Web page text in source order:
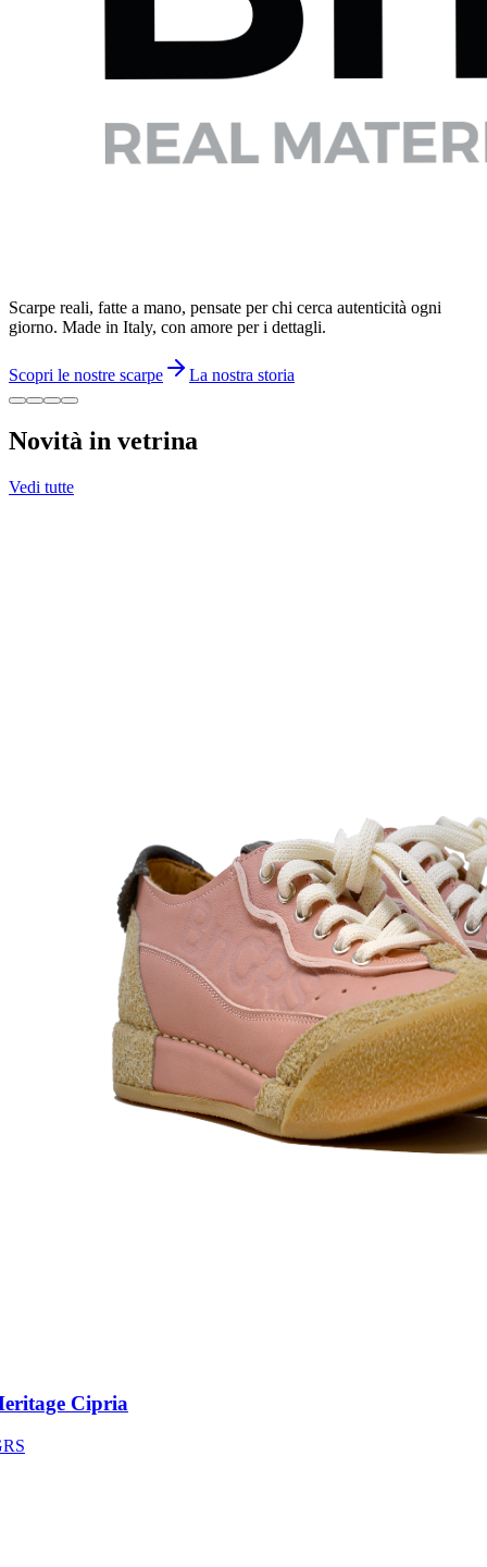
Scarpe reali, fatte a mano, pensate per chi cerca autenticità ogni
giorno. Made in Italy, con amore per i dettagli.
Scopri le nostre scarpe La nostra storia
Novità in vetrina
Vedi tutte
Cipria